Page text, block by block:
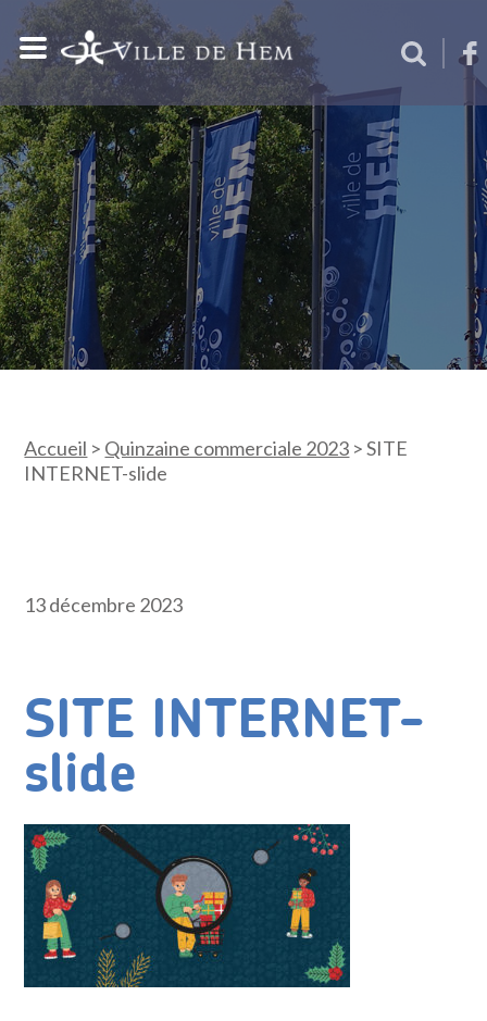
Accueil > Quinzaine commerciale 2023 >SITE
INTERNET-slide
13 décembre 2023
SITE INTERNET-
slide